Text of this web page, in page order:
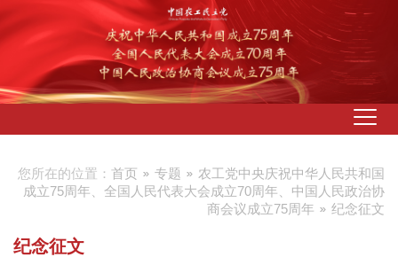
您所在的位置： 首页 专题
农工党中央庆祝中华人民共和国
成立75周年、全国人民代表大会成立70周年、中国人民政治协
商会议成立75周年
纪念征文
纪念征文